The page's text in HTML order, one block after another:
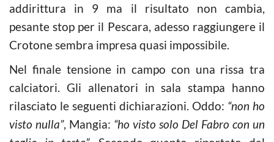
addirittura in 9 ma il risultato non cambia,
pesante stop per il Pescara, adesso raggiungere il
Crotone sembra impresa quasi impossibile.
Nel finale tensione in campo con una rissa tra
calciatori. Gli allenatori in sala stampa hanno
rilasciato le seguenti dichiarazioni. Oddo: “non ho
visto nulla”, Mangia: “ho visto solo Del Fabro con un